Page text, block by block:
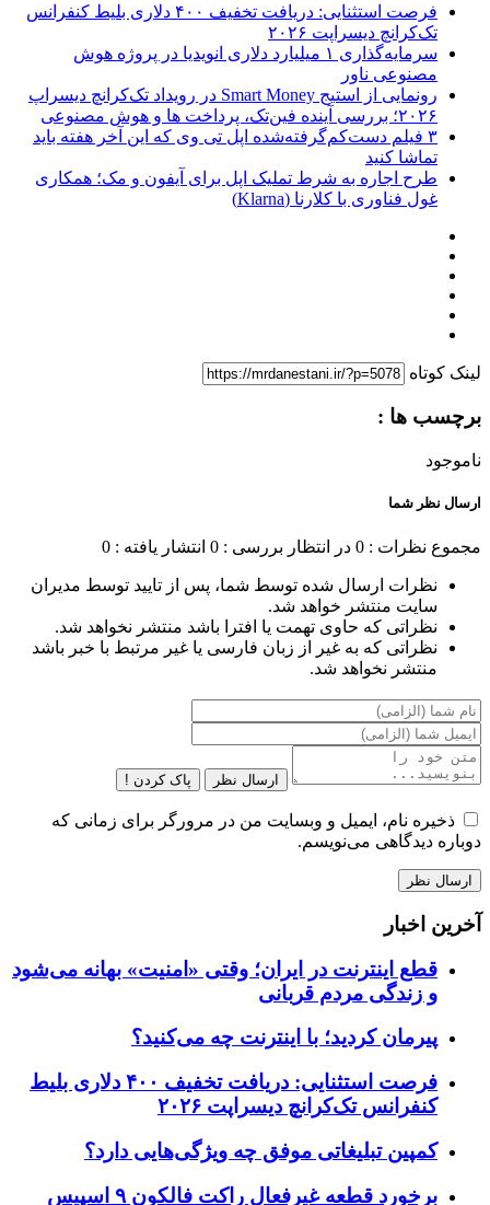
فرصت استثنایی: دریافت تخفیف ۴۰۰ دلاری بلیط کنفرانس
تک‌کرانچ دیسراپت ۲۰۲۶
سرمایه‌گذاری ۱ میلیارد دلاری انویدیا در پروژه هوش
مصنوعی ناور
رونمایی از استیج Smart Money در رویداد تک‌کرانچ دیسراپ
۲۰۲۶؛ بررسی آینده فین‌تک، پرداخت‌ ها و هوش مصنوعی
۳ فیلم دست‌کم‌گرفته‌شده اپل تی وی که این آخر هفته باید
تماشا کنید
طرح اجاره به شرط تملیک اپل برای آیفون و مک؛ همکاری
غول فناوری با کلارنا (Klarna)
لینک کوتاه
برچسب ها :
ناموجود
ارسال نظر شما
مجموع نظرات : 0 در انتظار بررسی : 0 انتشار یافته : 0
نظرات ارسال شده توسط شما، پس از تایید توسط مدیران
سایت منتشر خواهد شد.
نظراتی که حاوی تهمت یا افترا باشد منتشر نخواهد شد.
نظراتی که به غیر از زبان فارسی یا غیر مرتبط با خبر باشد
منتشر نخواهد شد.
ارسال نظر پاک کردن !
ذخیره نام، ایمیل و وبسایت من در مرورگر برای زمانی که
دوباره دیدگاهی می‌نویسم.
آخرین اخبار
قطع اینترنت در ایران؛ وقتی «امنیت» بهانه می‌شود
و زندگی مردم قربانی
پیرمان کردید؛ با اینترنت چه می‌کنید؟
فرصت استثنایی: دریافت تخفیف ۴۰۰ دلاری بلیط
کنفرانس تک‌کرانچ دیسراپت ۲۰۲۶
کمپین تبلیغاتی موفق چه ویژگی‌هایی دارد؟
برخورد قطعه غیرفعال راکت فالکون ۹ اسپیس